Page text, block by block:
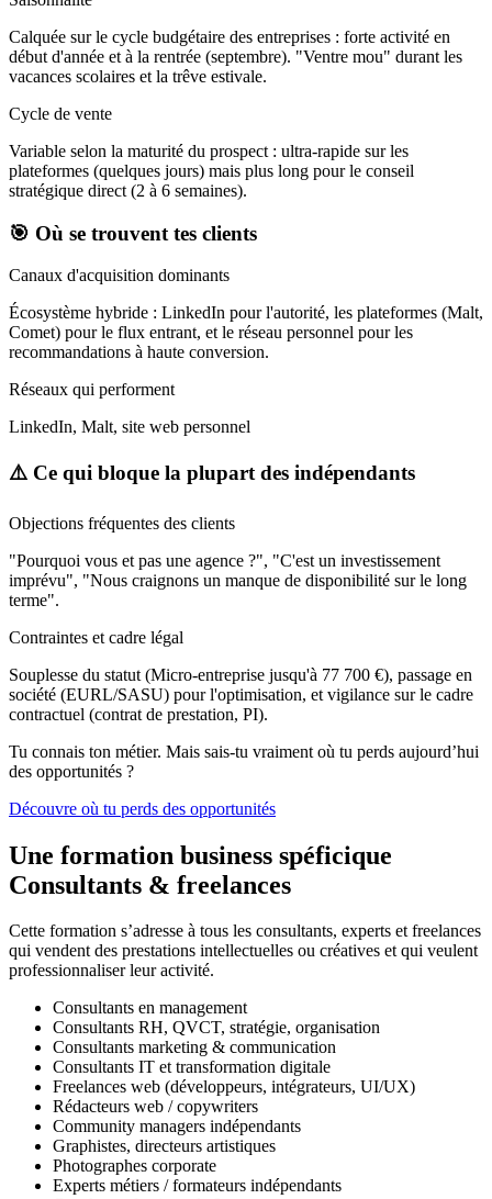
Calquée sur le cycle budgétaire des entreprises : forte activité en
début d'année et à la rentrée (septembre). "Ventre mou" durant les
vacances scolaires et la trêve estivale.
Cycle de vente
Variable selon la maturité du prospect : ultra-rapide sur les
plateformes (quelques jours) mais plus long pour le conseil
stratégique direct (2 à 6 semaines).
🎯 Où se trouvent tes clients
Canaux d'acquisition dominants
Écosystème hybride : LinkedIn pour l'autorité, les plateformes (Malt,
Comet) pour le flux entrant, et le réseau personnel pour les
recommandations à haute conversion.
Réseaux qui performent
LinkedIn, Malt, site web personnel
⚠️ Ce qui bloque la plupart des indépendants
Objections fréquentes des clients
"Pourquoi vous et pas une agence ?", "C'est un investissement
imprévu", "Nous craignons un manque de disponibilité sur le long
terme".
Contraintes et cadre légal
Souplesse du statut (Micro-entreprise jusqu'à 77 700 €), passage en
société (EURL/SASU) pour l'optimisation, et vigilance sur le cadre
contractuel (contrat de prestation, PI).
Tu connais ton métier. Mais sais-tu vraiment où tu perds aujourd’hui
des opportunités ?
Découvre où tu perds des opportunités
Une formation business spéficique
Consultants & freelances
Cette formation s’adresse à tous les consultants, experts et freelances
qui vendent des prestations intellectuelles ou créatives et qui veulent
professionnaliser leur activité.
Consultants en management
Consultants RH, QVCT, stratégie, organisation
Consultants marketing & communication
Consultants IT et transformation digitale
Freelances web (développeurs, intégrateurs, UI/UX)
Rédacteurs web / copywriters
Community managers indépendants
Graphistes, directeurs artistiques
Photographes corporate
Experts métiers / formateurs indépendants